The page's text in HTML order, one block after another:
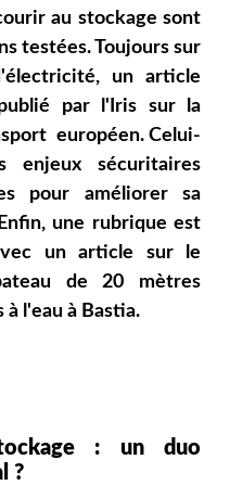
au stockage sont
testées. Toujours sur
un article
par l'Iris sur la
européen. Celui-
sécuritaires
pour améliorer sa
une rubrique est
un article sur le
de 20 mètres
à l'eau à Bastia.
: un duo
?